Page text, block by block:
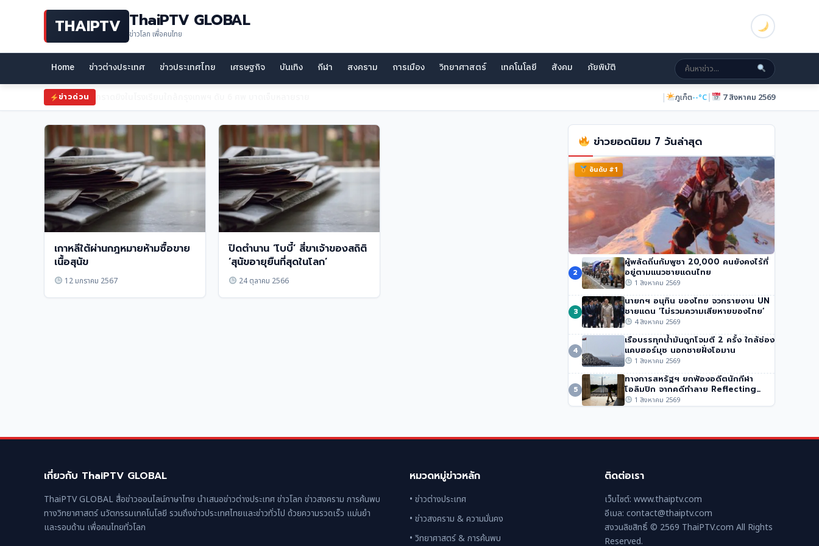
THAIPTV ThaiPTV GLOBAL
ข่าวโลก เพื่อคนไทย
Home ข่าวต่างประเทศ ข่าวประเทศไทย เศรษฐกิจ บันเทิง กีฬา สงคราม การเมือง วิทยาศาสตร์ เทคโนโลยี สังคม ภัยพิบัติ
ข่าวด่วน | ภูเก็ต--°C| 7 สิงหาคม 2569
เกาหลีใต้ผ่านกฎหมายห้ามซื้อขาย
เนื้อสุนัข
12 มกราคม 2567
ปิดตำนาน ‘โบบี้’ สี่ขาเจ้าของสถิติ
‘สุนัขอายุยืนที่สุดในโลก’
24 ตุลาคม 2566
ข่าวยอดนิยม 7 วันล่าสุด
อันดับ #1
นักปีนเขาชื่อดัง นิมมัล ปูร์จา เสียชีวิตในหิมะถล่ม
ปากีสถาน
50 วิว• 1 สิงหาคม 2569
2
ผู้พลัดถิ่นกัมพูชา 20,000 คนยังคงไร้ที่
อยู่ตามแนวชายแดนไทย
1 สิงหาคม 2569
3
นายกฯ อนุทิน ของไทย จวกรายงาน UN
ชายแดน ‘ไม่รวมความเสียหายของไทย’
4 สิงหาคม 2569
4
เรือบรรทุกน้ำมันถูกโจมตี 2 ครั้ง ใกล้ช่อง
แคบฮอร์มุซ นอกชายฝั่งโอมาน
1 สิงหาคม 2569
5
ทางการสหรัฐฯ ยกฟ้องอดีตนักกีฬา
โอลิมปิก จากคดีทำลาย Reflecting
Pool1 สิงหาคม 2569
เกี่ยวกับ ThaiPTV GLOBAL
ThaiPTV GLOBAL สื่อข่าวออนไลน์ภาษาไทย นำเสนอข่าวต่างประเทศ ข่าวโลก ข่าวสงคราม การค้นพบ
ทางวิทยาศาสตร์ นวัตกรรมเทคโนโลยี รวมถึงข่าวประเทศไทยและข่าวทั่วไป ด้วยความรวดเร็ว แม่นยำ
และรอบด้าน เพื่อคนไทยทั่วโลก
หมวดหมู่ข่าวหลัก
• ข่าวต่างประเทศ
• ข่าวสงคราม & ความมั่นคง
• วิทยาศาสตร์ & การค้นพบ
ติดต่อเรา
เว็บไซต์: www.thaiptv.com
อีเมล: contact@thaiptv.com
สงวนลิขสิทธิ์ © 2569 ThaiPTV.com All Rights
Reserved.